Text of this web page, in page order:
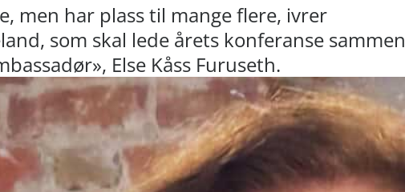
men har plass til mange flere, ivrer
som skal lede årets konferanse sammen
Else Kåss Furuseth.